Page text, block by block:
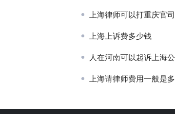
上海律师可以打重庆官
上海上诉费多少钱
人在河南可以起诉上海
上海请律师费用一般是